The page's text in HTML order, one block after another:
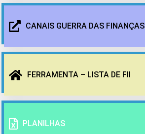
CANAIS GUERRA DAS FINANÇAS
FERRAMENTA – LISTA DE FII
PLANILHAS